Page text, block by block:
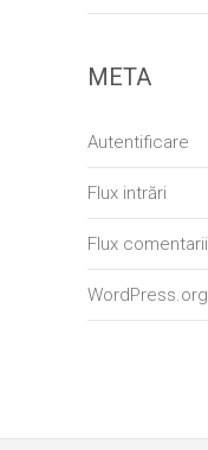
META
Autentificare
Flux intrări
Flux comentarii
WordPress.org